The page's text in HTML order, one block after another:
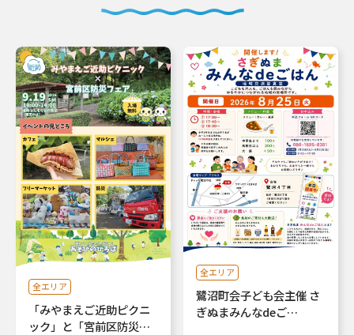
全エリア
「みやまえご近助ピクニ
ック」と「宮前区防災…
全エリア
鷺沼町会子ども会主催 さ
ぎぬまみんなdeご…